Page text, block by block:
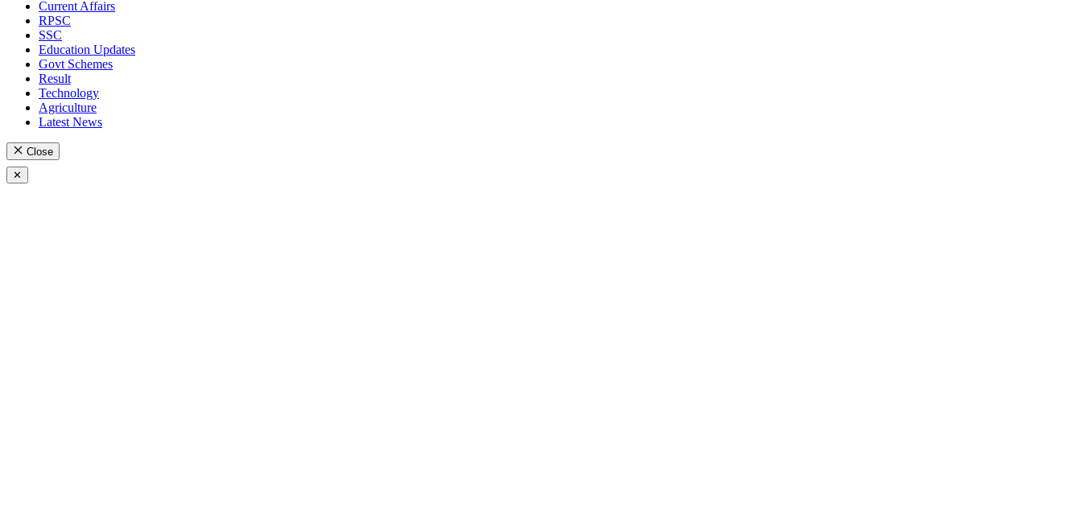
Current Affairs
RPSC
SSC
Education Updates
Govt Schemes
Result
Technology
Agriculture
Latest News
Close
✕